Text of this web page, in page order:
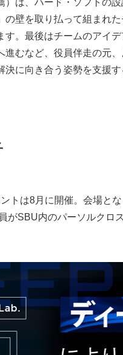
の壁を取り払って組まれ
す。最後はチームのアイ
むなど、役員伴走の元
に向き合う姿勢を支援す
トは8月に開催。会場と
がSBU内のパーソルクロ